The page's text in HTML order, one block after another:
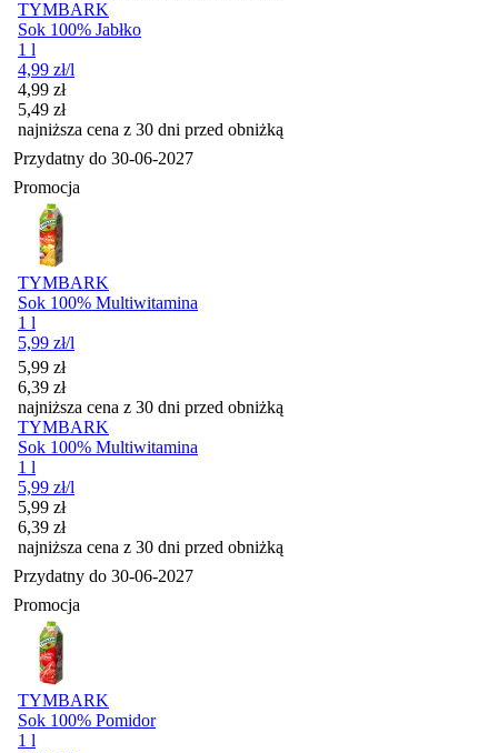
TYMBARK
Sok 100% Jabłko
1 l
4,99 zł/l
Cena promocyjna
4,99 zł
5,49 zł
najniższa cena z 30 dni przed obniżką
Przydatny do 30-06-2027
Promocja
TYMBARK
Sok 100% Multiwitamina
1 l
5,99 zł/l
Cena promocyjna
5,99 zł
6,39 zł
najniższa cena z 30 dni przed obniżką
TYMBARK
Sok 100% Multiwitamina
1 l
5,99 zł/l
Cena promocyjna
5,99 zł
6,39 zł
najniższa cena z 30 dni przed obniżką
Przydatny do 30-06-2027
Promocja
TYMBARK
Sok 100% Pomidor
1 l